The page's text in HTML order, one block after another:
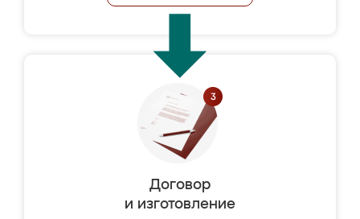
Договор
и изготовление